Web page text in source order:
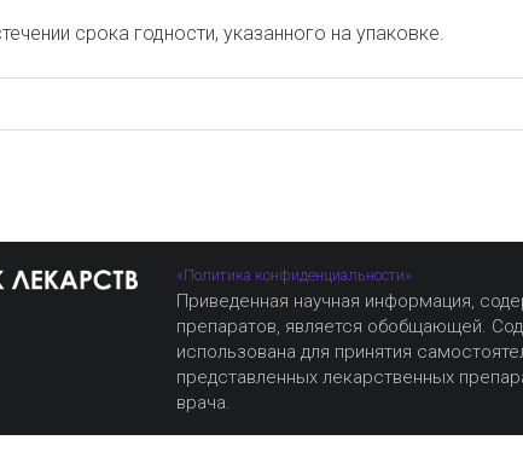
срока годности, указанного на упаковке.
«Политика конфиденциальности»
Приведенная научная информация,
препаратов, является обобщающей.
использована для принятия
представленных лекарственных
врача.